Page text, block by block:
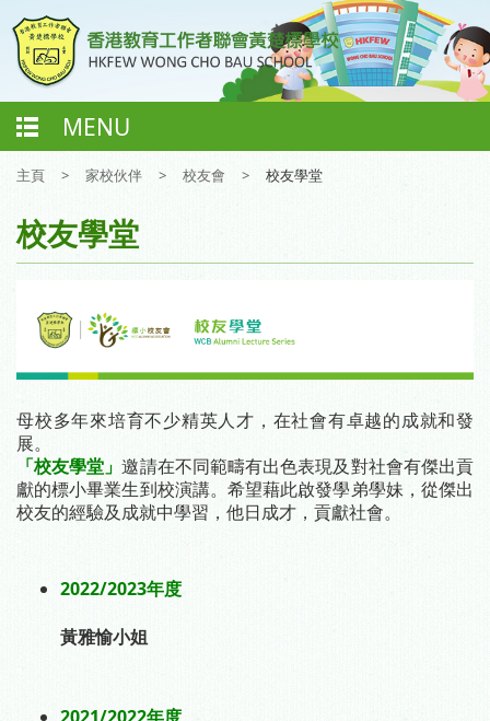
MENU
主頁 > 家校伙伴 > 校友會 > 校友學堂
校友學堂
母校多年來培育不少精英人才，在社會有卓越的成就和發
展。
「校友學堂」邀請在不同範疇有出色表現及對社會有傑出貢
獻的標小畢業生到校演講。希望藉此啟發學弟學妹，從傑出
校友的經驗及成就中學習，他日成才，貢獻社會。
2022/2023年度
黃雅愉小姐